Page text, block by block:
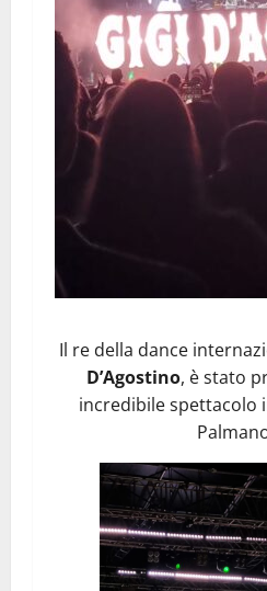
Il re della dance
D’Agostino, è stato
incredibile spettacolo